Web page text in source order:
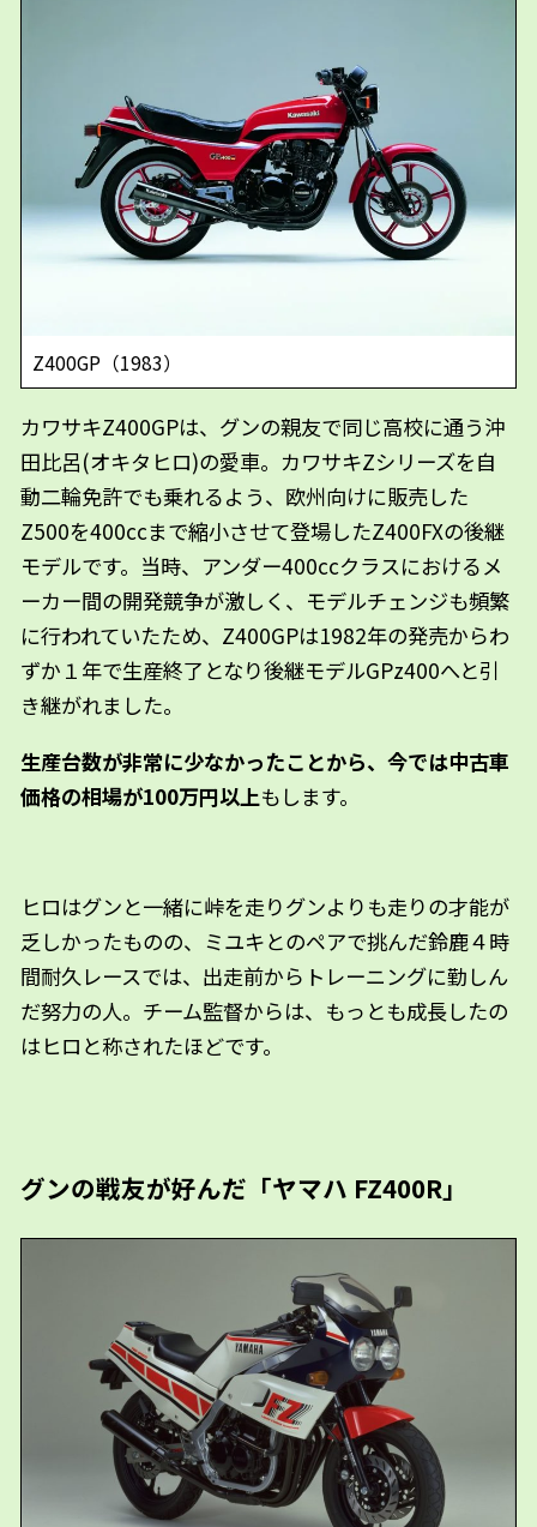
Z400GP（1983）
カワサキZ400GPは、グンの親友で同じ高校に通う沖
田比呂(オキタヒロ)の愛車。カワサキZシリーズを自
動二輪免許でも乗れるよう、欧州向けに販売した
Z500を400ccまで縮小させて登場したZ400FXの後継
モデルです。当時、アンダー400ccクラスにおけるメ
ーカー間の開発競争が激しく、モデルチェンジも頻繁
に行われていたため、Z400GPは1982年の発売からわ
ずか１年で生産終了となり後継モデルGPz400へと引
き継がれました。
生産台数が非常に少なかったことから、今では中古車
価格の相場が100万円以上もします。
ヒロはグンと一緒に峠を走りグンよりも走りの才能が
乏しかったものの、ミユキとのペアで挑んだ鈴鹿４時
間耐久レースでは、出走前からトレーニングに勤しん
だ努力の人。チーム監督からは、もっとも成長したの
はヒロと称されたほどです。
グンの戦友が好んだ「ヤマハ FZ400R」